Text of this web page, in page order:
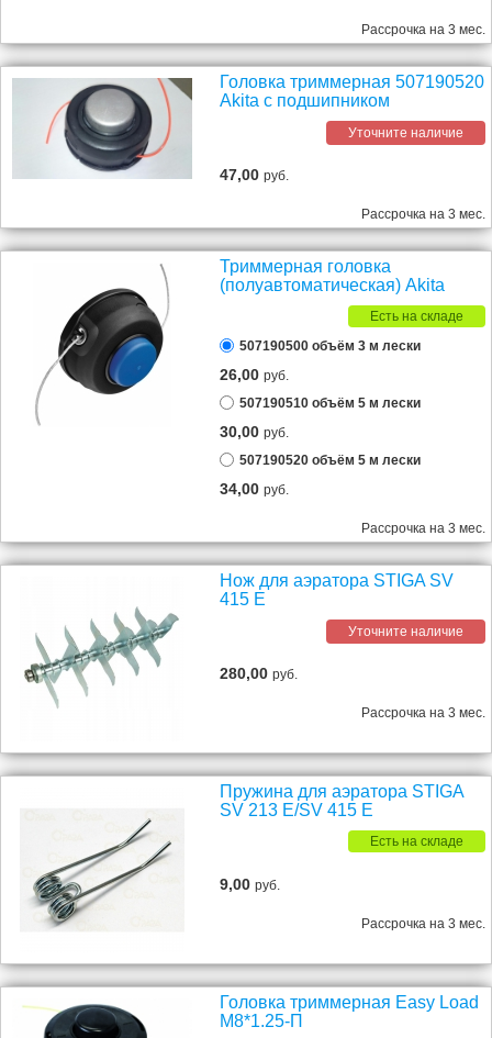
Рассрочка на 3 мес.
Головка триммерная 507190520
Akita с подшипником
Уточните наличие
47,00руб.
Рассрочка на 3 мес.
Триммерная головка
(полуавтоматическая) Akita
Есть на складе
507190500 объём 3 м лески
26,00руб.
507190510 объём 5 м лески
30,00руб.
507190520 объём 5 м лески
34,00руб.
Рассрочка на 3 мес.
Нож для аэратора STIGA SV
415 E
Уточните наличие
280,00руб.
Рассрочка на 3 мес.
Пружина для аэратора STIGA
SV 213 E/SV 415 E
Есть на складе
9,00руб.
Рассрочка на 3 мес.
Головка триммерная Easy Load
M8*1.25-П